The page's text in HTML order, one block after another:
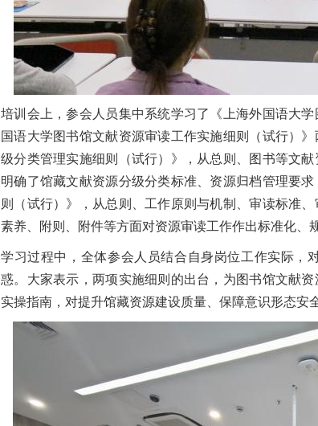
培训会上，参会人员集中系统学习了《上海外国语大
国语大学图书馆文献资源审读工作实施细则（试行）
级分类管理实施细则（试行）》，从总则、图书等文
明确了馆藏文献资源分级分类标准、资源归档管理要
则（试行）》，从总则、工作原则与机制、审读标准
素养、附则、附件等方面对资源审读工作作出标准化、
学习过程中，全体参会人员结合自身岗位工作实际，
惑。大家表示，两项实施细则的出台，为图书馆文献
实操指南，对提升馆藏资源建设质量、保障意识形态安